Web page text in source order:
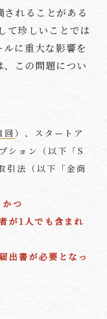
されることがある
て珍しいことでは
に重大な影響を
この問題につい
回）、スタートア
ション（以下「S
引法（以下「金商
つ
が1人でも含まれ
出書が必要となっ